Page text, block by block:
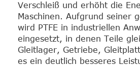
Verschleiß und erhöht die
Maschinen. Aufgrund seiner
wird PTFE in industriellen
eingesetzt, in denen Teile
Gleitlager, Getriebe,
es ein deutlich besseres